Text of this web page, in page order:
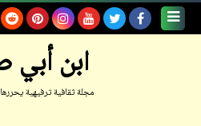
ابن أبي
مجلة ثقافية ترفيهية